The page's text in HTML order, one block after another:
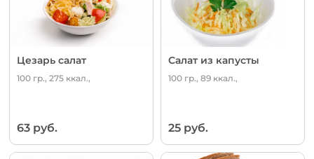
Цезарь салат
100 гр., 275 ккал.,
63 руб.
Салат из капусты
100 гр., 89 ккал.,
25 руб.